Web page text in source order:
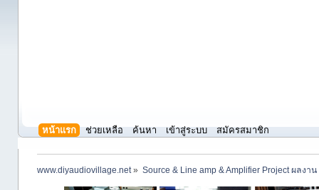
หน้าแรก ช่วยเหลือ ค้นหา เข้าสู่ระบบ สมัครสมาชิก
www.diyaudiovillage.net» Source & Line amp & Amplifier Project ผลงาน